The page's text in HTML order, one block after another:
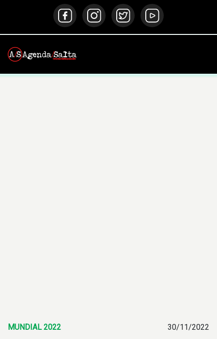
MUNDIAL 2022 30/11/2022